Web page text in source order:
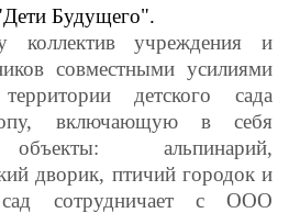
Будущего".
учреждения и
совместными усилиями
детского сада
включающую в себя
объекты: альпинарий,
дворик, птичий городок и
сотрудничает с ООО